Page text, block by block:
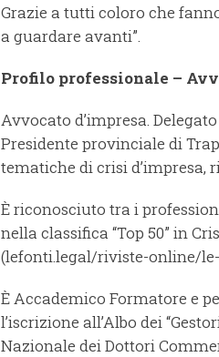
Grazie a tutti coloro che
a guardare avanti”.
Profilo professionale –
Avvocato d’impresa.
Presidente provinciale di
tematiche di crisi
È riconosciuto tra i
nella classifica “Top 50” in
(lefonti.legal/riviste-online/
È Accademico Formatore e
l’iscrizione all’Albo dei
Nazionale dei Dottori